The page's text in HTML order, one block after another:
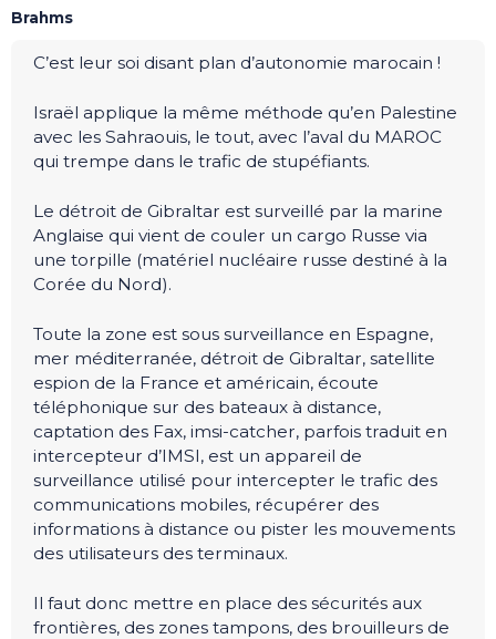
Brahms
C’est leur soi disant plan d’autonomie marocain !
Israël applique la même méthode qu’en Palestine
avec les Sahraouis, le tout, avec l’aval du MAROC
qui trempe dans le trafic de stupéfiants.
Le détroit de Gibraltar est surveillé par la marine
Anglaise qui vient de couler un cargo Russe via
une torpille (matériel nucléaire russe destiné à la
Corée du Nord).
Toute la zone est sous surveillance en Espagne,
mer méditerranée, détroit de Gibraltar, satellite
espion de la France et américain, écoute
téléphonique sur des bateaux à distance,
captation des Fax, imsi-catcher, parfois traduit en
intercepteur d’IMSI, est un appareil de
surveillance utilisé pour intercepter le trafic des
communications mobiles, récupérer des
informations à distance ou pister les mouvements
des utilisateurs des terminaux.
Il faut donc mettre en place des sécurités aux
frontières, des zones tampons, des brouilleurs de